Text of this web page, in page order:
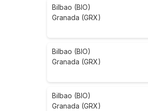
Bilbao (BIO)
Granada (GRX)
Bilbao (BIO)
Granada (GRX)
Bilbao (BIO)
Granada (GRX)